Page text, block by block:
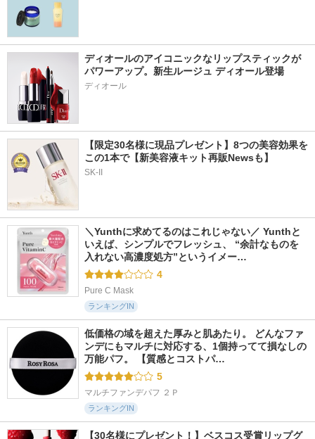
ディオールのアイコニックなリップスティックが
パワーアップ。新生ルージュ ディオール登場
ディオール
【限定30名様に現品プレゼント】8つの美容効果を
この1本で【新美容液キット再販Newsも】
SK-II
＼Yunthに求めてるのはこれじゃない／ Yunthと
いえば、シンプルでフレッシュ、 “余計なものを
入れない高濃度処方”というイメー…
4
Pure C Mask
ランキングIN
低価格の域を超えた厚みと肌あたり。 どんなファ
ンデにもマルチに対応する、1個持ってて損なしの
万能パフ。 【質感とコストパ…
5
マルチファンデパフ ２Ｐ
ランキングIN
【30名様にプレゼント！】ベスコス受賞リップグ